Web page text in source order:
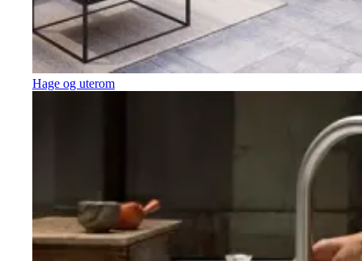
Hage og uterom